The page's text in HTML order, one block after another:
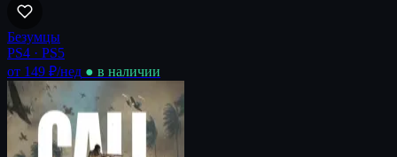
Безумцы
PS4 · PS5
от 149 ₽/нед ● в наличии